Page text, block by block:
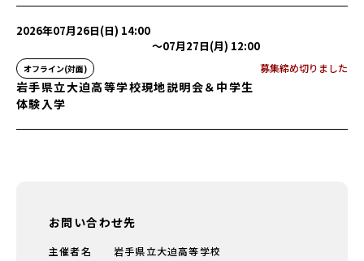
2026年07月26日(日) 14:00
〜07月27日(月) 12:00
オフライン(対面)
岩手県立大迫高等学校現地説明会＆中学生
体験入学
募集締め切りました
お問い合わせ先
主催者名
岩手県立大迫高等学校